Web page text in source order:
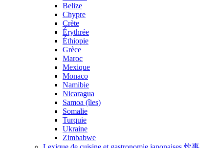
Belize
Chypre
Crète
Érythrée
Éthiopie
Grèce
Maroc
Mexique
Monaco
Namibie
Nicaragua
Samoa (îles)
Somalie
Turquie
Ukraine
Zimbabwe